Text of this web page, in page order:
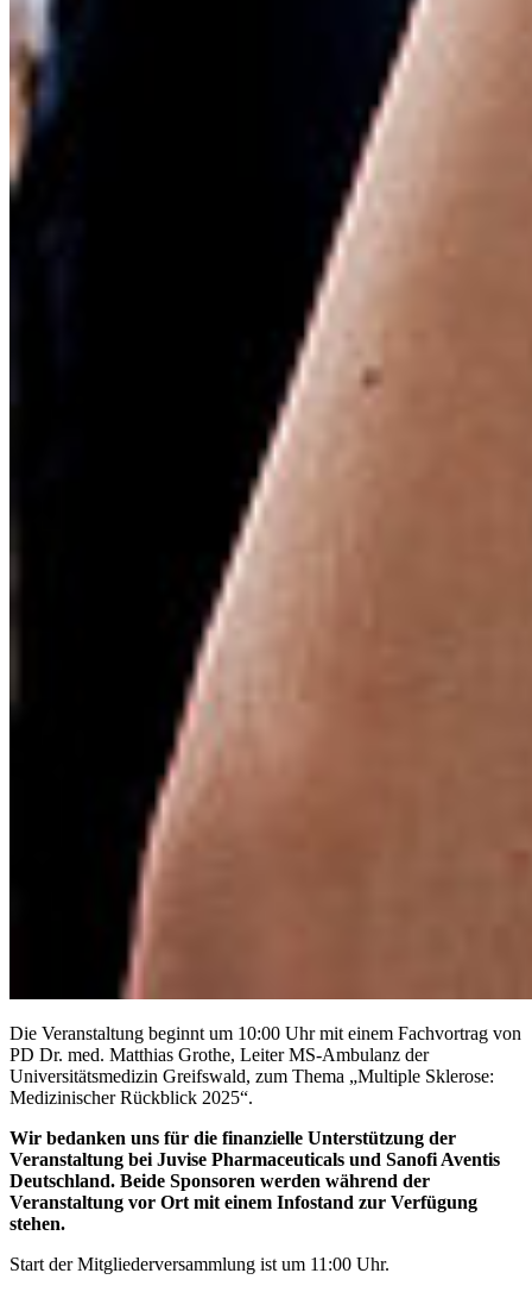
Die Veranstaltung beginnt um 10:00 Uhr mit einem Fachvortrag von
PD Dr. med. Matthias Grothe, Leiter MS-Ambulanz der
Universitätsmedizin Greifswald, zum Thema „Multiple Sklerose:
Medizinischer Rückblick 2025“.
Wir bedanken uns für die finanzielle Unterstützung der
Veranstaltung bei Juvise Pharmaceuticals und Sanofi Aventis
Deutschland. Beide Sponsoren werden während der
Veranstaltung vor Ort mit einem Infostand zur Verfügung
stehen.
Start der Mitgliederversammlung ist um 11:00 Uhr.